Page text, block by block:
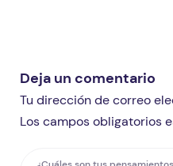
Deja un comentario
Tu dirección de correo
Los campos obligatorios